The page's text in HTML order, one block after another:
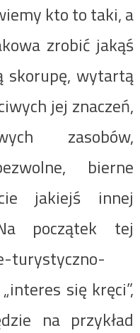
kto to taki, a
zrobić jakąś
skorupę, wytartą
jej znaczeń,
zasobów,
bierne
jakiejś innej
początek tej
turystyczno-
się kręci”,
na przykład